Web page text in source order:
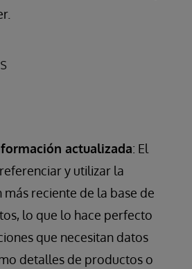
actualizada: El
y utilizar la
reciente de la base de
lo que lo hace perfecto
que necesitan datos
detalles de productos o